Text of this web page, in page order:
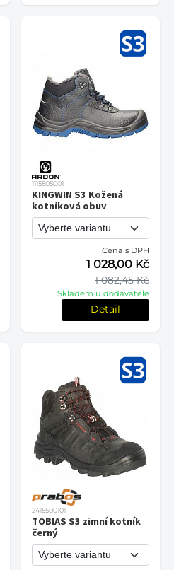
1115505001
KINGWIN S3 Kožená
kotníková obuv
Cena s DPH
1 082,45 Kč
1 028,00 Kč
Skladem u dodavatele
Detail
2415500101
TOBIAS S3 zimní kotník
černý